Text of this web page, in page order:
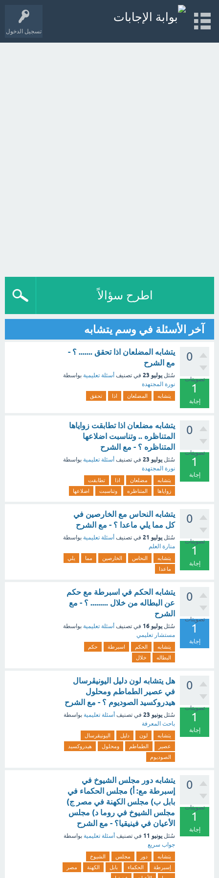
تسجيل الدخول
اطرح سؤالاً
آخر الأسئلة في وسم يتشابه
0
تصويتات
1
إجابة
يتشابه المضلعان اذا تحقق ....... ؟ -
مع الشرح
سُئل يوليو 23 في تصنيف أسئلة تعليمية بواسطة
نورة المجتهدة
يتشابه المضلعان اذا تحقق
0
تصويتات
1
إجابة
يتشابه مضلعان اذا تطابقت زواياها
المتناظره .. وتناسبت اضلاعها
المتناظره ؟ - مع الشرح
سُئل يوليو 23 في تصنيف أسئلة تعليمية بواسطة
نورة المجتهدة
يتشابه مضلعان اذا
تطابقت
زواياها
المتناظره وتناسبت اضلاعها
0
تصويتات
1
إجابة
يتشابه النحاس مع الخارصين في
كل مما يلي ماعدا ؟ - مع الشرح
سُئل يوليو 21 في تصنيف أسئلة تعليمية بواسطة
منارة العلم
يتشابه النحاس الخارصين مما
يلي
ماعدا
0
تصويتات
1
إجابة
يتشابه الحكم في اسبرطة مع حكم
عن البطاله من خلال ......... ؟ - مع
الشرح
سُئل يوليو 16 في تصنيف أسئلة تعليمية بواسطة
مستشار تعليمي
يتشابه الحكم اسبرطة
حكم
البطاله
خلال
0
تصويتات
1
إجابة
هل يتشابه لون دليل اليونيڤرسال
في عصير الطماطم ومحلول
هيدروكسيد الصوديوم ؟ - مع الشرح
سُئل يونيو 23 في تصنيف أسئلة تعليمية بواسطة
باحث المعرفة
يتشابه لون دليل
اليونيڤرسال
عصير
الطماطم ومحلول
هيدروكسيد
الصوديوم
0
تصويتات
1
إجابة
يتشابه دور مجلس الشيوخ في
إسبرطة مع: أ) مجلس الحكماء في
بابل ب) مجلس الكهنة في مصر ج)
مجلس الشيوخ في روما د) مجلس
الأعيان في فينيقيا؟ - مع الشرح
سُئل يونيو 11 في تصنيف أسئلة تعليمية بواسطة
جواب سريع
يتشابه دور مجلس
الشيوخ
إسبرطة
الحكماء بابل الكهنة
مصر